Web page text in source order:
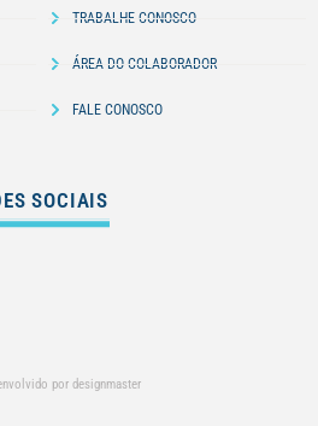
TRABALHE CONOSCO
ÁREA DO COLABORADOR
FALE CONOSCO
SOCIAIS
por designmaster